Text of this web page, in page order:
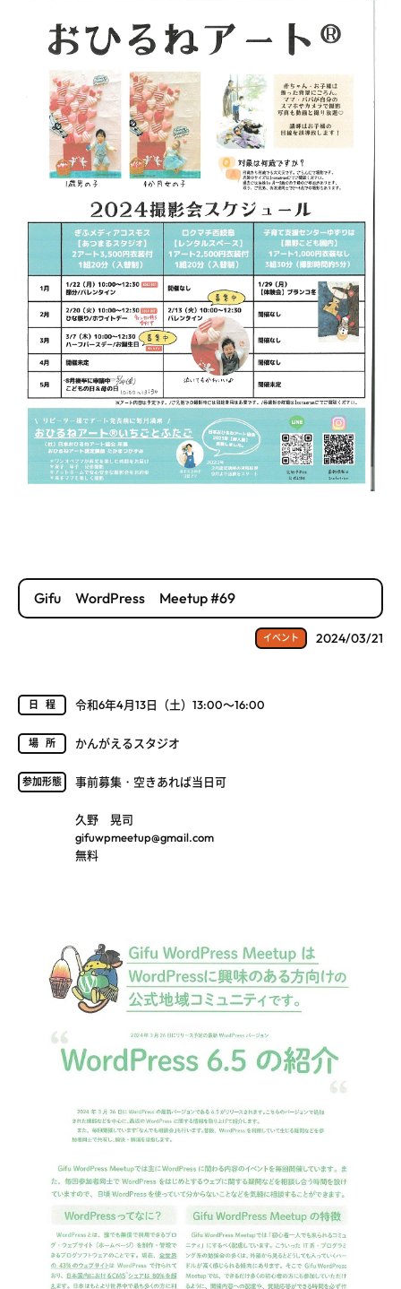
Gifu WordPress Meetup #69
イベント 2024/03/21
日程 令和6年4月13日（土）13:00～16:00
場所 かんがえるスタジオ
参加形態 事前募集・空きあれば当日可
久野 晃司
gifuwpmeetup@gmail.com
無料